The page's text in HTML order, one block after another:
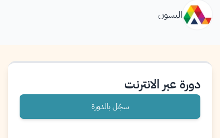
اليسون
دورة عبر الانترنت
سجّل بالدورة